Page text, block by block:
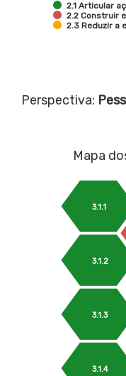
2.1 Articular
2.2 Construir
2.3 Reduzir a
Perspectiva:
Mapa
3.1.1
3.1.2
3.1.3
3.1.4